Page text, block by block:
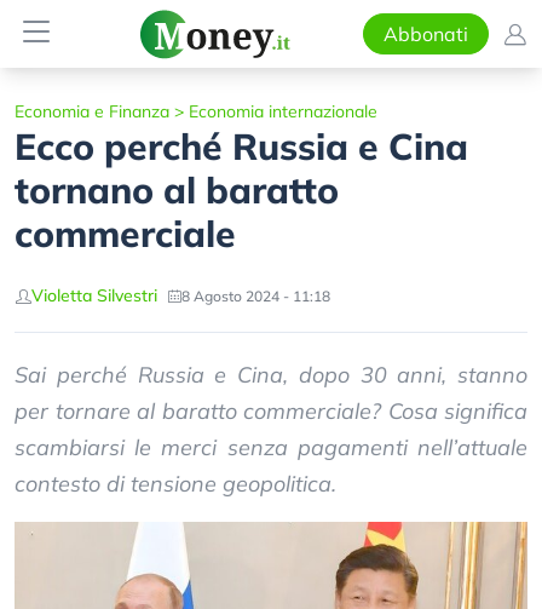
Abbonati
Economia e Finanza > Economia internazionale
Ecco perché Russia e Cina
tornano al baratto
commerciale
Violetta Silvestri 8 Agosto 2024 - 11:18
Sai perché Russia e Cina, dopo 30 anni, stanno
per tornare al baratto commerciale? Cosa significa
scambiarsi le merci senza pagamenti nell’attuale
contesto di tensione geopolitica.